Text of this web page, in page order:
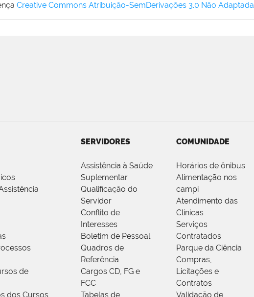
Creative Commons Atribuição-SemDerivações 3.0 Não Adaptada
de
dos Cursos
SERVIDORES
Assistência à Saúde
Suplementar
Qualificação do
Servidor
Conflito de
Interesses
Boletim de Pessoal
Quadros de
Referência
Cargos CD, FG e
FCC
Tabelas de
COMUNIDADE
Horários de ônibus
Alimentação nos
campi
Atendimento das
Clínicas
Serviços
Contratados
Parque da Ciência
Compras,
Licitações e
Contratos
Validação de